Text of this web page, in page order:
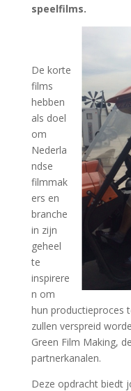
speelfilms.
De korte
films
hebben
als doel
om
Nederla
ndse
filmmak
ers en
branche
in zijn
geheel
te
inspirere
n om
hun productieproces
zullen verspreid
Green Film Making,
partnerkanalen.
Deze opdracht biedt